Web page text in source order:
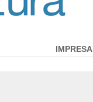
IMPRESA